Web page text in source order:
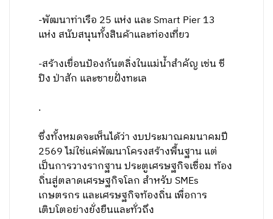
-พัฒนาท่าเรือ 25 แห่ง และ Smart Pier 13
แห่ง สนับสนุนทั้งสินค้าและท่องเที่ยว
-สร้างเขื่อนป้องกันตลิ่งในแม่น้ำสำคัญ เช่น ชี
ปิง ป่าสัก และชายฝั่งทะเล
.
ซึ่งทั้งหมดจะเห็นได้ว่า งบประมาณคมนาคมปี
2569 ไม่ใช่แค่พัฒนาโครงสร้างพื้นฐาน แต่
เป็นการวางรากฐาน ประตูเศรษฐกิจเชื่อม ท้อง
ถิ่นสู่ตลาดเศรษฐกิจโลก สำหรับ SMEs
เกษตรกร และเศรษฐกิจท้องถิ่น เพื่อการ
เติบโตอย่างยั่งยืนและทั่วถึง